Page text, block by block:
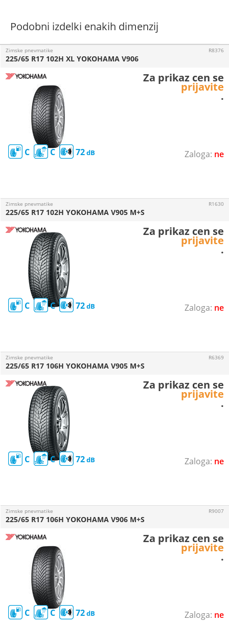
Podobni izdelki enakih dimenzij
ne
Zimske pnevmatike
C C 72
225/65 R17 102H XL YOKOHAMA V906
R8376
Za prikaz cen se
prijavite
.
ne
Zimske pnevmatike
C C 72
225/65 R17 102H YOKOHAMA V905 M+S
R1630
Za prikaz cen se
prijavite
.
ne
Zimske pnevmatike
C C 72
225/65 R17 106H YOKOHAMA V905 M+S
R6369
Za prikaz cen se
prijavite
.
ne
Zimske pnevmatike
C C 72
225/65 R17 106H YOKOHAMA V906 M+S
R9007
Za prikaz cen se
prijavite
.